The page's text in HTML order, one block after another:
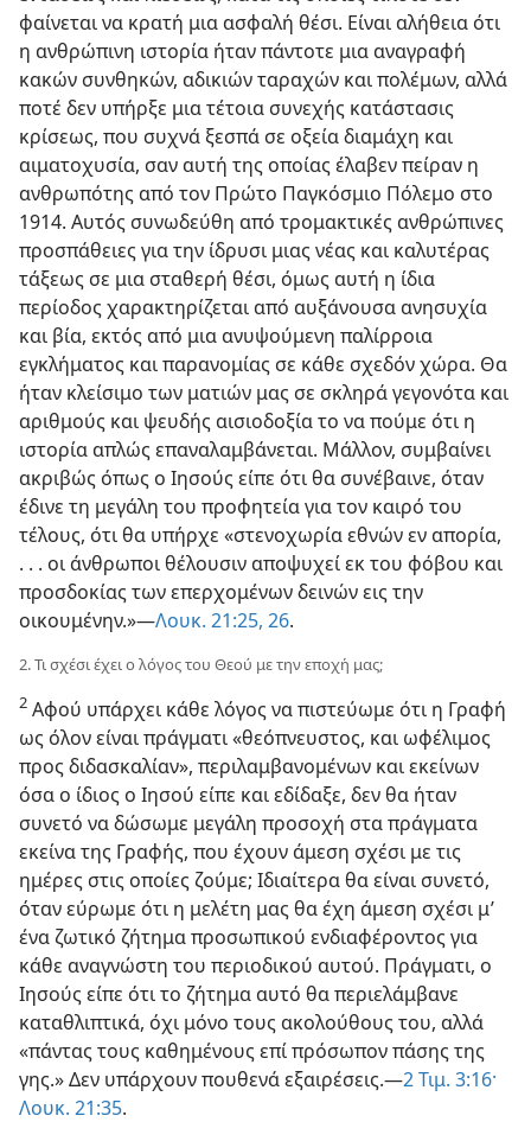
φαίνεται να κρατή μια ασφαλή θέσι. Είναι αλήθεια ότι
η ανθρώπινη ιστορία ήταν πάντοτε μια αναγραφή
κακών συνθηκών, αδικιών ταραχών και πολέμων, αλλά
ποτέ δεν υπήρξε μια τέτοια συνεχής κατάστασις
κρίσεως, που συχνά ξεσπά σε οξεία διαμάχη και
αιματοχυσία, σαν αυτή της οποίας έλαβεν πείραν η
ανθρωπότης από τον Πρώτο Παγκόσμιο Πόλεμο στο
1914. Αυτός συνωδεύθη από τρομακτικές ανθρώπινες
προσπάθειες για την ίδρυσι μιας νέας και καλυτέρας
τάξεως σε μια σταθερή θέσι, όμως αυτή η ίδια
περίοδος χαρακτηρίζεται από αυξάνουσα ανησυχία
και βία, εκτός από μια ανυψούμενη παλίρροια
εγκλήματος και παρανομίας σε κάθε σχεδόν χώρα. Θα
ήταν κλείσιμο των ματιών μας σε σκληρά γεγονότα και
αριθμούς και ψευδής αισιοδοξία το να πούμε ότι η
ιστορία απλώς επαναλαμβάνεται. Μάλλον, συμβαίνει
ακριβώς όπως ο Ιησούς είπε ότι θα συνέβαινε, όταν
έδινε τη μεγάλη του προφητεία για τον καιρό του
τέλους, ότι θα υπήρχε «στενοχωρία εθνών εν απορία,
. . . οι άνθρωποι θέλουσιν αποψυχεί εκ του φόβου και
προσδοκίας των επερχομένων δεινών εις την
οικουμένην.»​—Λουκ. 21:25, 26.
2. Τι σχέσι έχει ο λόγος του Θεού με την εποχή μας;
2 Αφού υπάρχει κάθε λόγος να πιστεύωμε ότι η Γραφή
ως όλον είναι πράγματι «θεόπνευστος, και ωφέλιμος
προς διδασκαλίαν», περιλαμβανομένων και εκείνων
όσα ο ίδιος ο Ιησού είπε και εδίδαξε, δεν θα ήταν
συνετό να δώσωμε μεγάλη προσοχή στα πράγματα
εκείνα της Γραφής, που έχουν άμεση σχέσι με τις
ημέρες στις οποίες ζούμε; Ιδιαίτερα θα είναι συνετό,
όταν εύρωμε ότι η μελέτη μας θα έχη άμεση σχέσι μ’
ένα ζωτικό ζήτημα προσωπικού ενδιαφέροντος για
κάθε αναγνώστη του περιοδικού αυτού. Πράγματι, ο
Ιησούς είπε ότι το ζήτημα αυτό θα περιελάμβανε
καταθλιπτικά, όχι μόνο τους ακολούθους του, αλλά
«πάντας τους καθημένους επί πρόσωπον πάσης της
γης.» Δεν υπάρχουν πουθενά εξαιρέσεις.​—2 Τιμ. 3:16·
Λουκ. 21:35.